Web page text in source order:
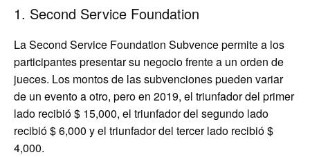
1. Second Service Foundation
La Second Service Foundation Subvence permite a los
participantes presentar su negocio frente a un orden de
jueces. Los montos de las subvenciones pueden variar
de un evento a otro, pero en 2019, el triunfador del primer
lado recibió $ 15,000, el triunfador del segundo lado
recibió $ 6,000 y el triunfador del tercer lado recibió $
4,000.